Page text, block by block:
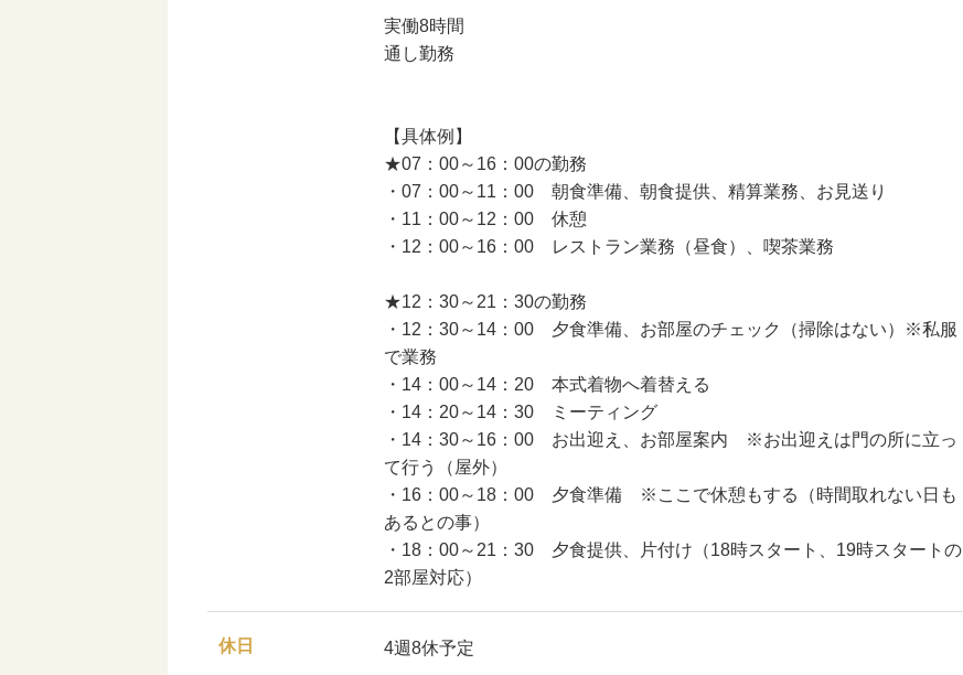
実働8時間
通し勤務
【具体例】
★07：00～16：00の勤務
・07：00～11：00 朝食準備、朝食提供、精算業務、お見送り
・11：00～12：00 休憩
・12：00～16：00 レストラン業務（昼食）、喫茶業務
★12：30～21：30の勤務
・12：30～14：00 夕食準備、お部屋のチェック（掃除はない）※私服
で業務
・14：00～14：20 本式着物へ着替える
・14：20～14：30 ミーティング
・14：30～16：00 お出迎え、お部屋案内 ※お出迎えは門の所に立っ
て行う（屋外）
・16：00～18：00 夕食準備 ※ここで休憩もする（時間取れない日も
あるとの事）
・18：00～21：30 夕食提供、片付け（18時スタート、19時スタートの
2部屋対応）
休日 4週8休予定